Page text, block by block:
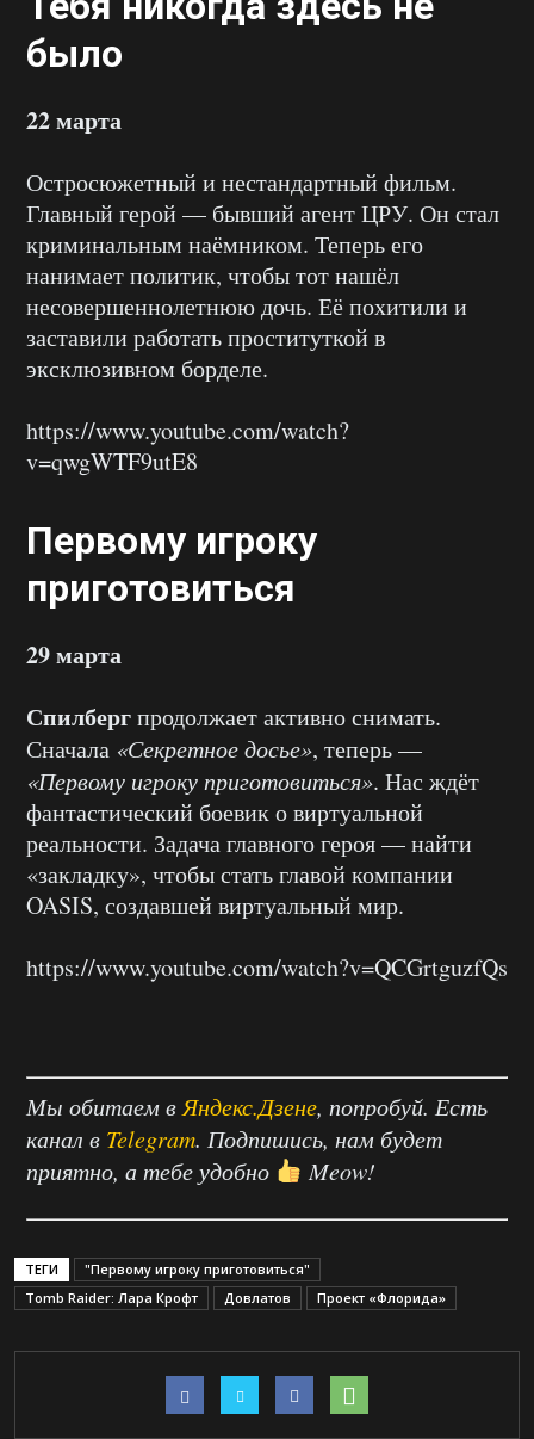
было
22 марта
Остросюжетный и нестандартный фильм.
Главный герой — бывший агент ЦРУ. Он стал
криминальным наёмником. Теперь его
нанимает политик, чтобы тот нашёл
несовершеннолетнюю дочь. Её похитили и
заставили работать проституткой в
эксклюзивном борделе.
https://www.youtube.com/watch?
v=qwgWTF9utE8
Первому игроку
приготовиться
29 марта
Спилбергпродолжает активно снимать.
Сначала «Секретное досье», теперь —
«Первому игроку приготовиться». Нас ждёт
фантастический боевик о виртуальной
реальности. Задача главного героя — найти
«закладку», чтобы стать главой компании
OASIS, создавшей виртуальный мир.
https://www.youtube.com/watch?v=QCGrtguzfQs
Мы обитаем в Яндекс.Дзене, попробуй. Есть
канал в Telegram. Подпишись, нам будет
приятно, а тебе удобно
Meow!
ТЕГИ
"Первому игроку приготовиться"
Tomb Raider: Лара Крофт
Довлатов Проект «Флорида»